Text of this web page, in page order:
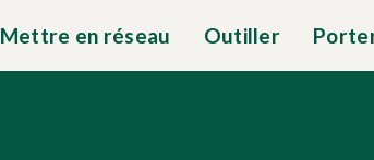
Mettre en réseau Outiller